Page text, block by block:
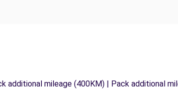
additional mileage (400KM) | Pack additional